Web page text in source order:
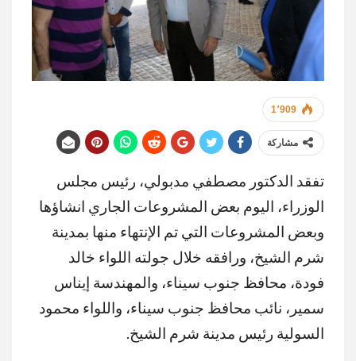
1٬909
مشاركة
تفقد الدكتور مصطفي مدبولي، رئيس مجلس
الوزراء، اليوم بعض المشروعات الجاري انشاؤها
وبعض المشروعات التي تم الإنتهاء منها بمدينة
شرم الشيخ، ورافقه خلال جولته اللواء خالد
فودة، محافظ جنوب سيناء، والمهندسة إيناس
سمير، نائب محافظ جنوب سيناء، واللواء محمود
السولية رئيس مدينة شرم الشيخ.